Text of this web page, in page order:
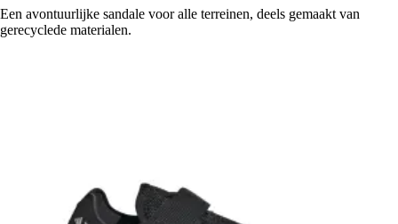
Een avontuurlijke sandale voor alle terreinen, deels gemaakt van
gerecyclede materialen.